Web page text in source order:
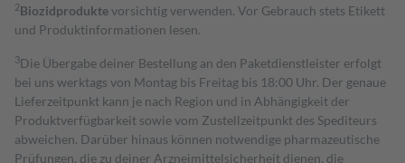
2Biozidproduktevorsichtig verwenden. Vor Gebrauch stets Etikett
und Produktinformationen lesen.
3Die Übergabe deiner Bestellung an den Paketdienstleister erfolgt
bei uns werktags von Montag bis Freitag bis 18:00 Uhr. Der genaue
Lieferzeitpunkt kann je nach Region und in Abhängigkeit der
Produktverfügbarkeit sowie vom Zustellzeitpunkt des Spediteurs
abweichen. Darüber hinaus können notwendige pharmazeutische
Prüfungen, die zu deiner Arzneimittelsicherheit dienen, die